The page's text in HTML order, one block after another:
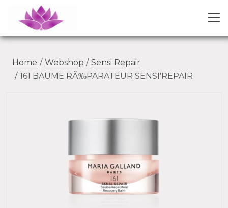
Home Webshop
Sensi Repair
161 BAUME RÃ‰PARATEUR SENSI'REPAIR